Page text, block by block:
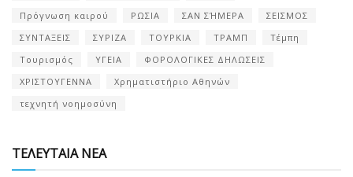
Πρόγνωση καιρού
ΡΩΣΙΑ ΣΑΝ ΣΉΜΕΡΑ
ΣΕΙΣΜΟΣ
ΣΥΝΤΑΞΕΙΣ
ΣΥΡΙΖΑ ΤΟΥΡΚΙΑ ΤΡΑΜΠ
Τέμπη
Τουρισμός
ΥΓΕΙΑ
ΦΟΡΟΛΟΓΙΚΕΣ ΔΗΛΩΣΕΙΣ
ΧΡΙΣΤΟΥΓΕΝΝΑ
Χρηματιστήριο Αθηνών
τεχνητή νοημοσύνη
ΤΕΛΕΥΤΑΙΑ ΝΕΑ